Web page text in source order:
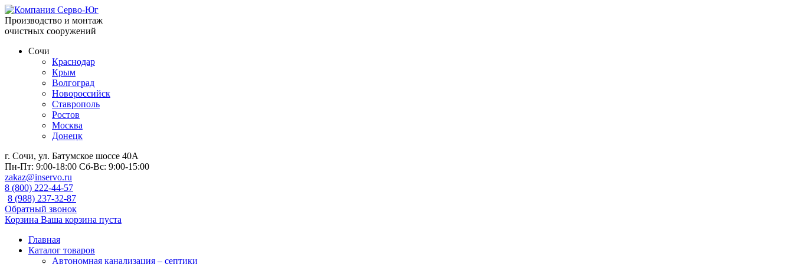
Производство и монтаж
очистных сооружений
Сочи
Краснодар
Крым
Волгоград
Новороссийск
Ставрополь
Ростов
Москва
Донецк
г. Сочи, ул. Батумское шоссе 40А
Пн-Пт: 9:00-18:00 Сб-Вс: 9:00-15:00
zakaz@inservo.ru
8 (800) 222-44-57
8 (988) 237-32-87
Обратный звонок
Корзина Ваша корзина пуста
Главная
Каталог товаров
Автономная канализация – септики